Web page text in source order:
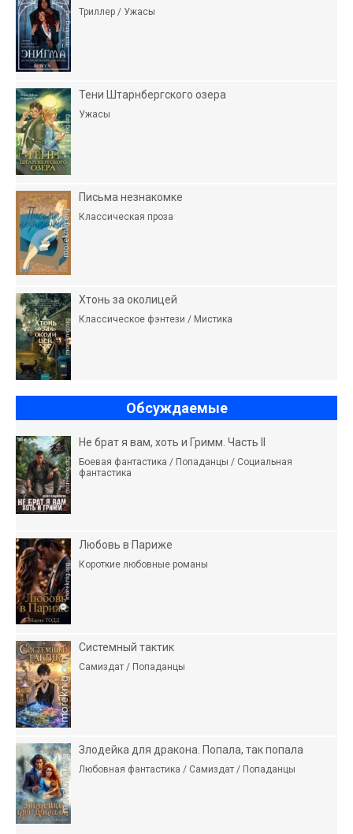
Триллер / Ужасы
Тени Штарнбергского озера
Ужасы
Письма незнакомке
Классическая проза
Хтонь за околицей
Классическое фэнтези / Мистика
Обсуждаемые
Не брат я вам, хоть и Гримм. Часть II
Боевая фантастика / Попаданцы / Социальная
фантастика
Любовь в Париже
Короткие любовные романы
Системный тактик
Самиздат / Попаданцы
Злодейка для дракона. Попала, так попала
Любовная фантастика / Самиздат / Попаданцы